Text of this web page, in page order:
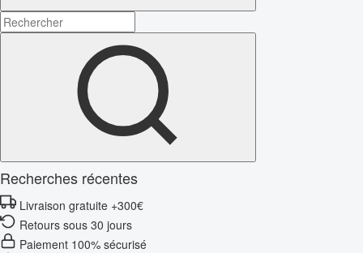
Recherches récentes
Livraison gratuite +300€
Retours sous 30 jours
Paiement 100% sécurisé